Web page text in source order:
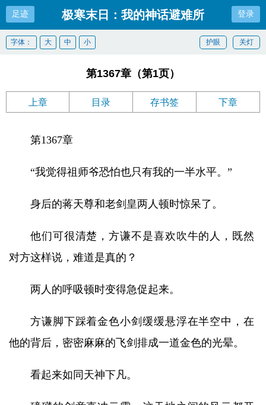
足迹 极寒末日：我的神话避难所 登录
关灯
护眼
字体： 大 中 小
第1367章（第1页）
上章 目录 存书签 下章
第1367章
“我觉得祖师爷恐怕也只有我的一半水平。”
身后的蒋天尊和老剑皇两人顿时惊呆了。
他们可很清楚，方谦不是喜欢吹牛的人，既然
对方这样说，难道是真的？
两人的呼吸顿时变得急促起来。
方谦脚下踩着金色小剑缓缓悬浮在半空中，在
他的背后，密密麻麻的飞剑排成一道金色的光晕。
看起来如同天神下凡。